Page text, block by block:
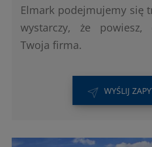
Elmark podejmujemy się
wystarczy, że powiesz,
Twoja firma.
WYŚLIJ